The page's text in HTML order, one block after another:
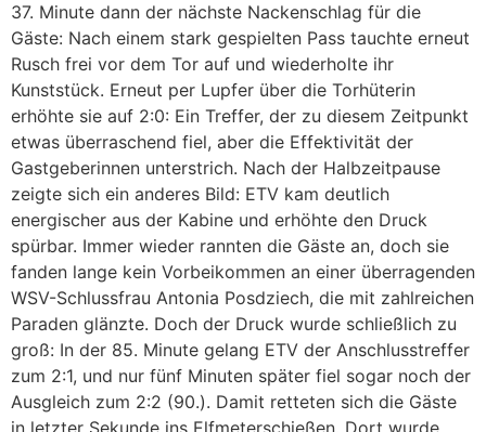
37. Minute dann der nächste Nackenschlag für die
Gäste: Nach einem stark gespielten Pass tauchte erneut
Rusch frei vor dem Tor auf und wiederholte ihr
Kunststück. Erneut per Lupfer über die Torhüterin
erhöhte sie auf 2:0: Ein Treffer, der zu diesem Zeitpunkt
etwas überraschend fiel, aber die Effektivität der
Gastgeberinnen unterstrich. Nach der Halbzeitpause
zeigte sich ein anderes Bild: ETV kam deutlich
energischer aus der Kabine und erhöhte den Druck
spürbar. Immer wieder rannten die Gäste an, doch sie
fanden lange kein Vorbeikommen an einer überragenden
WSV-Schlussfrau Antonia Posdziech, die mit zahlreichen
Paraden glänzte. Doch der Druck wurde schließlich zu
groß: In der 85. Minute gelang ETV der Anschlusstreffer
zum 2:1, und nur fünf Minuten später fiel sogar noch der
Ausgleich zum 2:2 (90.). Damit retteten sich die Gäste